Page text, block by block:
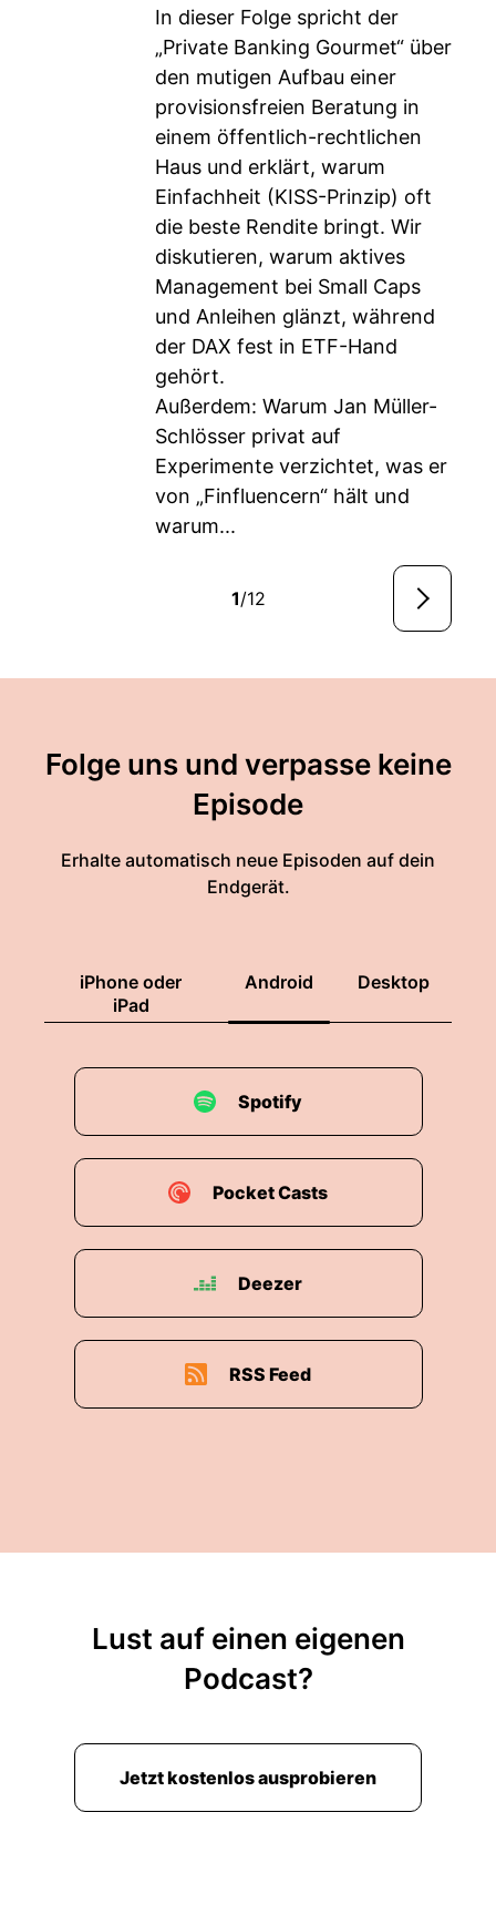
In dieser Folge spricht der
„Private Banking Gourmet“ über
den mutigen Aufbau einer
provisionsfreien Beratung in
einem öffentlich-rechtlichen
Haus und erklärt, warum
Einfachheit (KISS-Prinzip) oft
die beste Rendite bringt. Wir
diskutieren, warum aktives
Management bei Small Caps
und Anleihen glänzt, während
der DAX fest in ETF-Hand
gehört.
Außerdem: Warum Jan Müller-
Schlösser privat auf
Experimente verzichtet, was er
von „Finfluencern“ hält und
warum...
1/12
Folge uns und verpasse keine
Episode
Erhalte automatisch neue Episoden auf dein
Endgerät.
iPhone oder
iPad
Android Desktop
Spotify
Pocket Casts
Deezer
RSS Feed
Lust auf einen eigenen
Podcast?
Jetzt kostenlos ausprobieren